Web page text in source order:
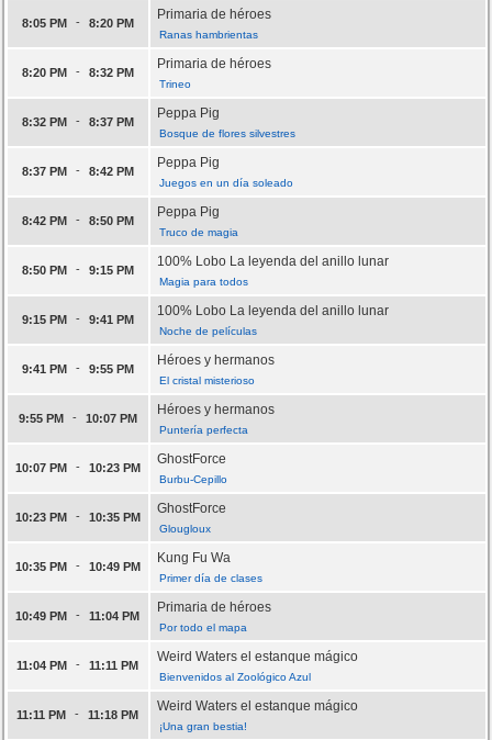
8:05 PM - 8:20 PM
Primaria de héroes
Ranas hambrientas
8:20 PM - 8:32 PM
Primaria de héroes
Trineo
8:32 PM - 8:37 PM
Peppa Pig
Bosque de flores silvestres
8:37 PM - 8:42 PM
Peppa Pig
Juegos en un día soleado
8:42 PM - 8:50 PM
Peppa Pig
Truco de magia
8:50 PM - 9:15 PM
100% Lobo La leyenda del anillo lunar
Magia para todos
9:15 PM - 9:41 PM
100% Lobo La leyenda del anillo lunar
Noche de películas
9:41 PM - 9:55 PM
Héroes y hermanos
El cristal misterioso
9:55 PM - 10:07 PM
Héroes y hermanos
Puntería perfecta
10:07 PM - 10:23 PM
GhostForce
Burbu-Cepillo
10:23 PM - 10:35 PM
GhostForce
Glougloux
10:35 PM - 10:49 PM
Kung Fu Wa
Primer día de clases
10:49 PM - 11:04 PM
Primaria de héroes
Por todo el mapa
11:04 PM - 11:11 PM
Weird Waters el estanque mágico
Bienvenidos al Zoológico Azul
11:11 PM - 11:18 PM
Weird Waters el estanque mágico
¡Una gran bestia!